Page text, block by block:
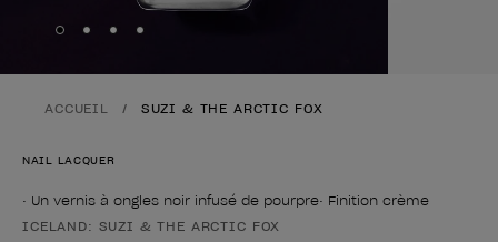
Skip to slide
Skip to slide
Skip to slide
Skip to slide
ACCUEIL SUZI & THE ARCTIC FOX
NAIL LACQUER
• Un vernis à ongles noir infusé de pourpre• Finition crème
Forme du produit
ICELAND: SUZI & THE ARCTIC FOX